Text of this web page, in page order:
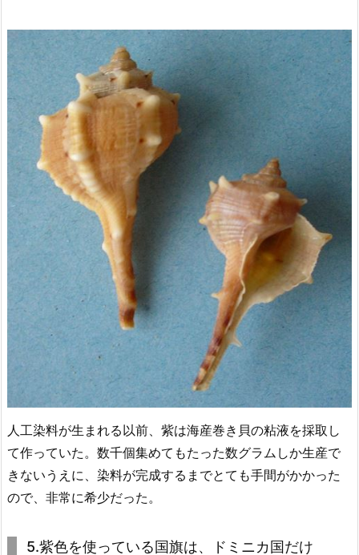
人工染料が生まれる以前、紫は海産巻き貝の粘液を採取し
て作っていた。数千個集めてもたった数グラムしか生産で
きないうえに、染料が完成するまでとても手間がかかった
ので、非常に希少だった。
5.紫色を使っている国旗は、ドミニカ国だけ